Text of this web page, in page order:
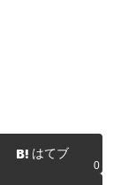
はてブ
0